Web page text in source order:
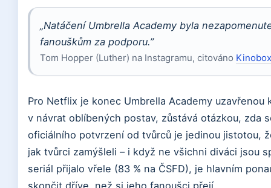
„Natáčení Umbrella Academy byla
fanouškům za podporu.”
Tom Hopper (Luther) na Instagramu, citováno Kinobox
Pro Netflix je konec Umbrella Academy
v návrat oblíbených postav, zůstává otázkou, zda
oficiálního potvrzení od tvůrců je jedinou jistotou,
jak tvůrci zamýšleli – i když ne všichni diváci jsou
seriál přijalo vřele (83 % na ČSFD), je hlavním